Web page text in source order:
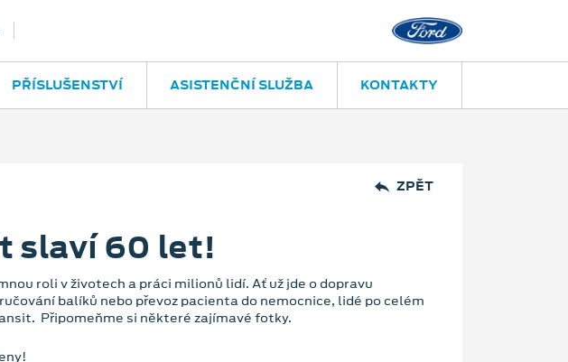
PŘÍSLUŠENSTVÍ ASISTENČNÍ SLUŽBA KONTAKTY
ZPĚT
slaví 60 let!
roli v životech a práci milionů lidí. Ať už jde o dopravu
balíků nebo převoz pacienta do nemocnice, lidé po celém
Připomeňme si některé zajímavé fotky.